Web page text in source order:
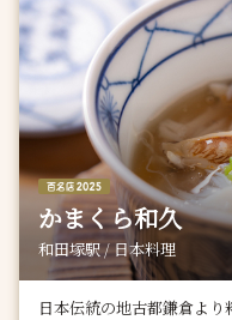
かまくら和久
和田塚駅 / 日本料理
日本伝統の地古都鎌倉よ